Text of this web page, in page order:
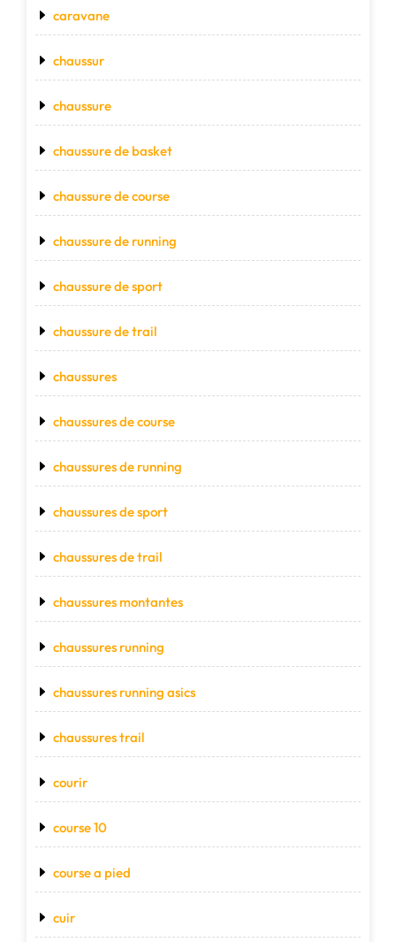
caravane
chaussur
chaussure
chaussure de basket
chaussure de course
chaussure de running
chaussure de sport
chaussure de trail
chaussures
chaussures de course
chaussures de running
chaussures de sport
chaussures de trail
chaussures montantes
chaussures running
chaussures running asics
chaussures trail
courir
course 10
course a pied
cuir